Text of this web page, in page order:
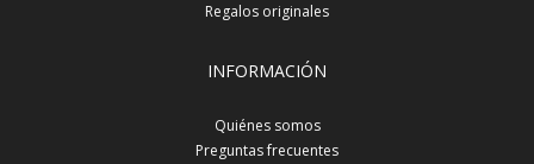
Regalos originales
INFORMACIÓN
Quiénes somos
Preguntas frecuentes